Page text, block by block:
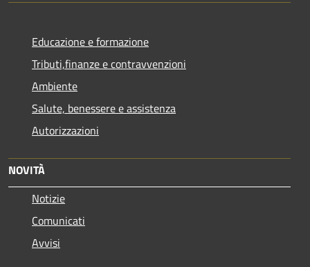
Educazione e formazione
Tributi,finanze e contravvenzioni
Ambiente
Salute, benessere e assistenza
Autorizzazioni
NOVITÀ
Notizie
Comunicati
Avvisi